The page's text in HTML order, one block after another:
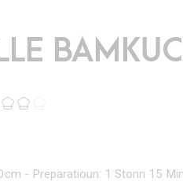
- Preparatioun: 1 Stonn 15